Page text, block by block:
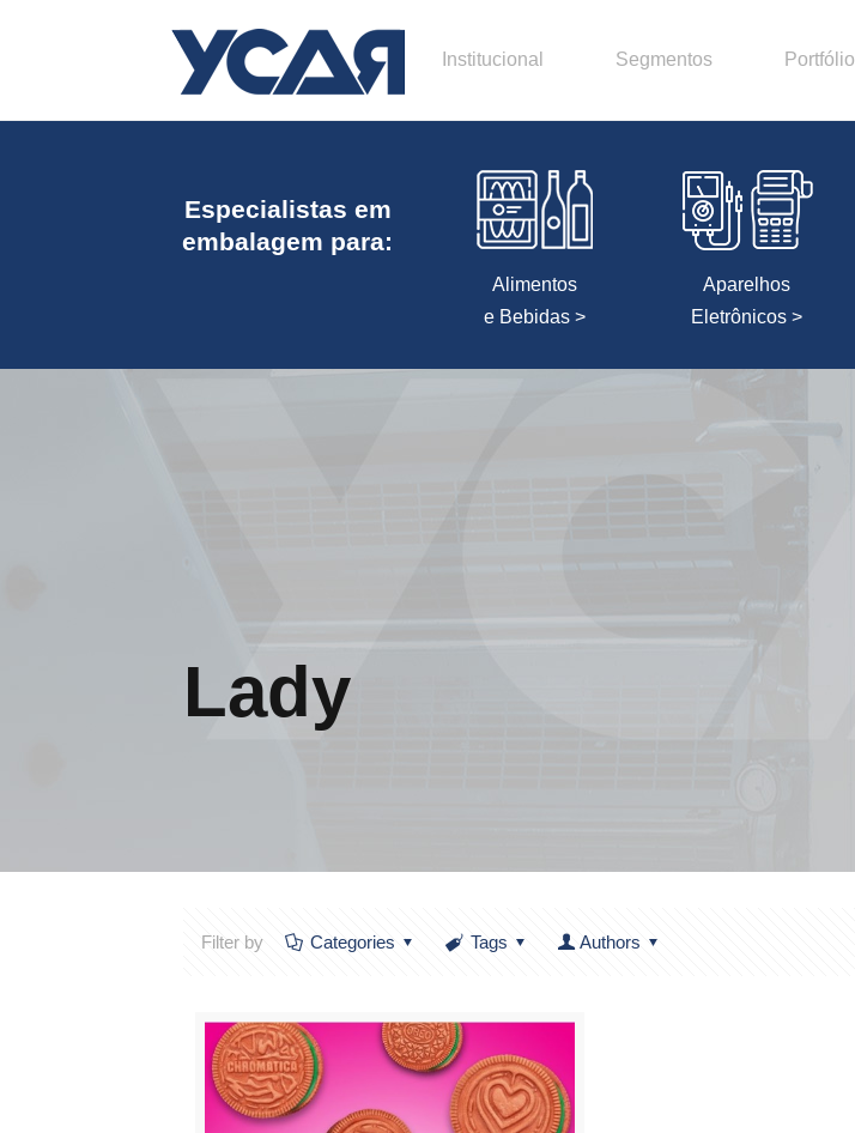
Institucional Segmentos Portfólio
Especialistas em
embalagem para:
Alimentos
e Bebidas >
Aparelhos
Eletrônicos >
Lady
Filter by Categories Tags Authors